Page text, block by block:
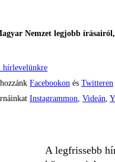
Nemzet legjobb
hírlevelünkre
Facebookon és Twitteren
Instagrammon Videán
A legfrissebb